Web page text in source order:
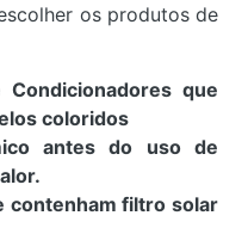
os produtos de
que
coloridos
antes do uso de
contenham filtro solar